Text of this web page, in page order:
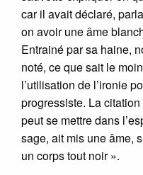
car il avait déclaré,
on avoir une âme
Entrainé par sa haine,
noté, ce que sait le
l’utilisation de l’ironie
progressiste. La
peut se mettre dans
sage, ait mis une âme,
un corps tout noir ».